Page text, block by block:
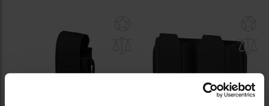
schowka